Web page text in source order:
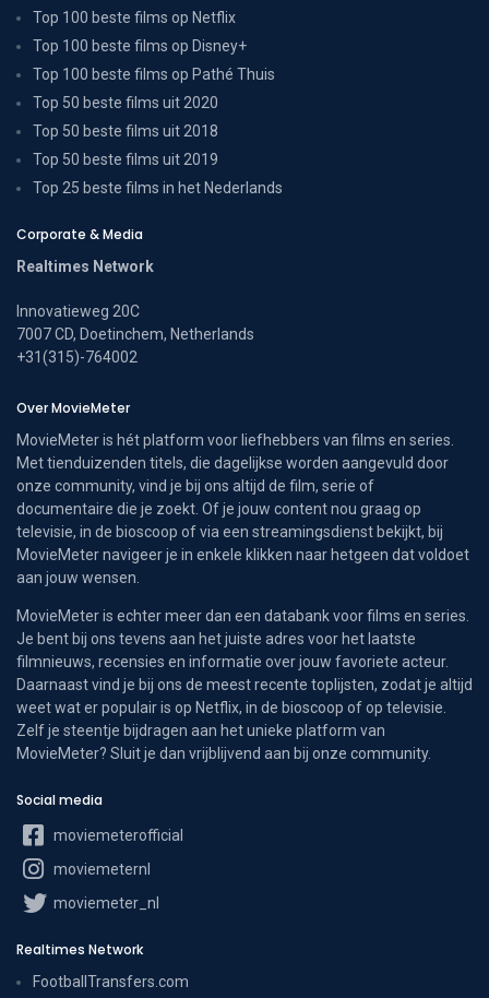
Top 100 beste films op Netflix
Top 100 beste films op Disney+
Top 100 beste films op Pathé Thuis
Top 50 beste films uit 2020
Top 50 beste films uit 2018
Top 50 beste films uit 2019
Top 25 beste films in het Nederlands
Corporate & Media
Realtimes Network
Innovatieweg 20C
7007 CD, Doetinchem, Netherlands
+31(315)-764002
Over MovieMeter
MovieMeter is hét platform voor liefhebbers van films en series.
Met tienduizenden titels, die dagelijkse worden aangevuld door
onze community, vind je bij ons altijd de film, serie of
documentaire die je zoekt. Of je jouw content nou graag op
televisie, in de bioscoop of via een streamingsdienst bekijkt, bij
MovieMeter navigeer je in enkele klikken naar hetgeen dat voldoet
aan jouw wensen.
MovieMeter is echter meer dan een databank voor films en series.
Je bent bij ons tevens aan het juiste adres voor het laatste
filmnieuws, recensies en informatie over jouw favoriete acteur.
Daarnaast vind je bij ons de meest recente toplijsten, zodat je altijd
weet wat er populair is op Netflix, in de bioscoop of op televisie.
Zelf je steentje bijdragen aan het unieke platform van
MovieMeter? Sluit je dan vrijblijvend aan bij onze community.
Social media
moviemeterofficial
moviemeternl
moviemeter_nl
Realtimes Network
FootballTransfers.com